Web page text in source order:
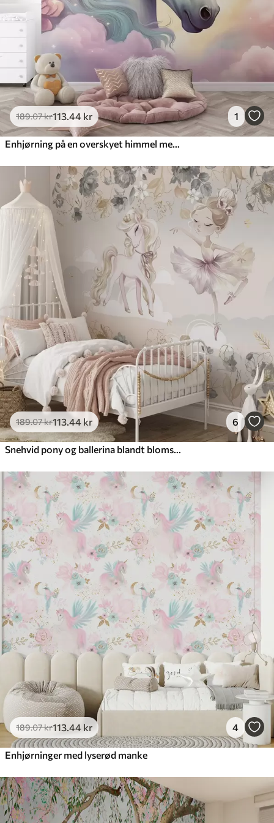
Premium vinyl
516 .67310 /m²
Peel and Stick
666.67400 /m²
189.07kr113 .44 kr 1
189.07kr113 .44 kr 6
189.07kr113 .44 kr 4
Enhjørninger med lyserød manke